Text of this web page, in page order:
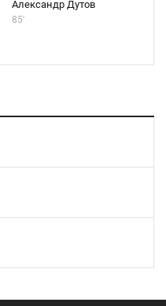
Александр Дутов
85'